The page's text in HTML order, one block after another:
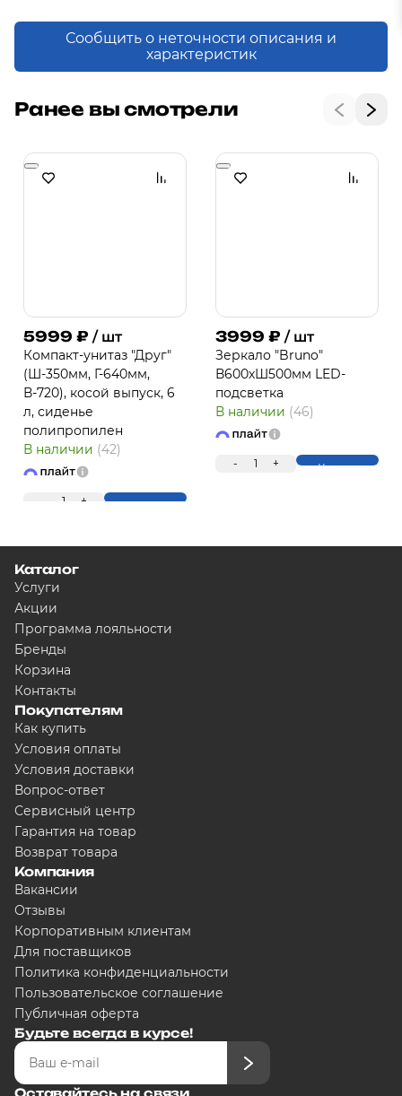
Разбейте оплату на
Сегодня
5000
Оплачивайте сегодня только
любого банка
Получайте товар выбранный
Сообщить о неточности описания и
характеристик
Ранее вы смотрели
5999 ₽ / шт
Компакт-унитаз "Друг"
(Ш-350мм, Г-640мм,
В-720), косой выпуск, 6
л, сиденье
полипропилен
В наличии (42)
1 + Купить
3999 ₽ / шт
Зеркало "Bruno"
В600хШ500мм LED-
подсветка
В наличии (46)
- 1 + Купить
Каталог
Услуги
Акции
Программа лояльности
Бренды
Корзина
Контакты
Покупателям
Как купить
Условия оплаты
Условия доставки
Вопрос-ответ
Сервисный центр
Гарантия на товар
Возврат товара
Компания
Вакансии
Отзывы
Корпоративным клиентам
Для поставщиков
Политика конфиденциальности
Пользовательское соглашение
Публичная оферта
Будьте всегда в курсе!
Оставайтесь на связи